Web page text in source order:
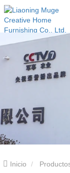
Inicio